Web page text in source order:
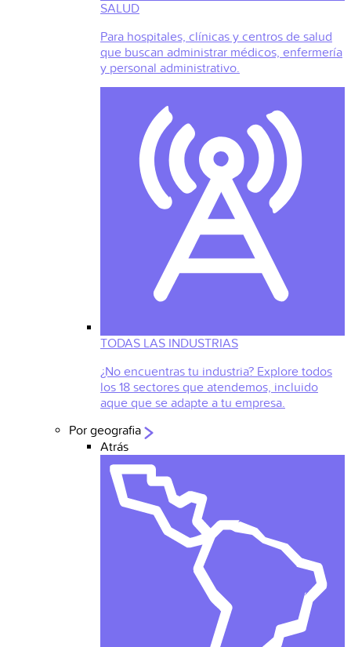
SALUD
Para hospitales, clínicas y centros de salud
que buscan administrar médicos, enfermería
y personal administrativo.
TODAS LAS INDUSTRIAS
¿No encuentras tu industria? Explore todos
los 18 sectores que atendemos, incluido
aque que se adapte a tu empresa.
Por geografia
Atrás